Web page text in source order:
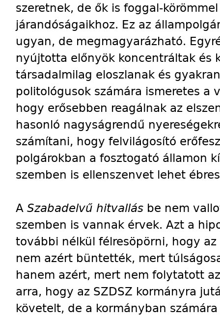
szeretnek, de ők is foggal-
járandóságaikhoz. Ez az
ugyan, de megmagyarázható.
nyújtotta előnyök koncentráltak és
társadalmilag eloszlanak és
politológusok számára ismeretes a
hogy erősebben reagálnak az
hasonló nagyságrendű
számítani, hogy felvilágosító
polgárokban a fosztogató államon
szemben is ellenszenvet lehet
A Szabadelvű hitvallás be nem
szemben is vannak érvek. Azt a
további nélkül félresöpörni, hogy
nem azért büntették, mert
hanem azért, mert nem folytatott
arra, hogy az SZDSZ kormányra
követelt, de a kormányban